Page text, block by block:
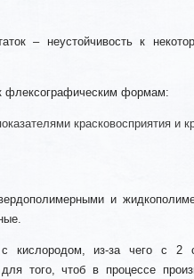
– неустойчивость к
флексографическим формам:
красковосприятия и
и
кислородом, из-за чего с 2
того, чтоб в процессе